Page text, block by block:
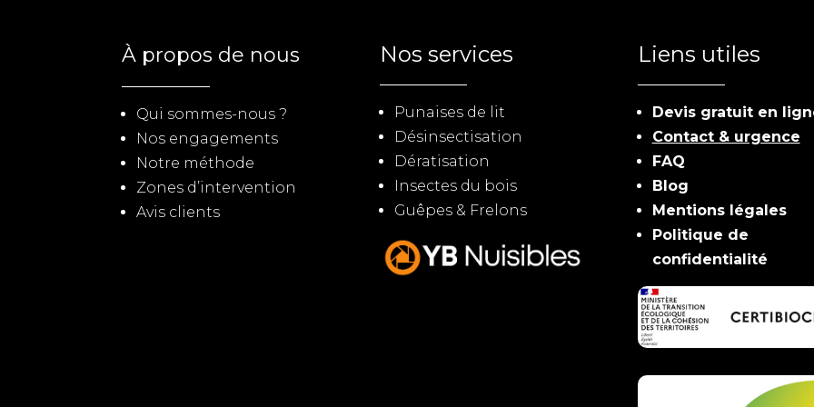
À propos de nous
Qui sommes-nous ?
Nos engagements
Notre méthode
Zones d’intervention
Avis clients
Nos services
Punaises de lit
Désinsectisation
Dératisation
Insectes du bois
Guêpes & Frelons
Liens utiles
Devis gratuit en
Contact & urgence
FAQ
Blog
Mentions légales
Politique de
confidentialité